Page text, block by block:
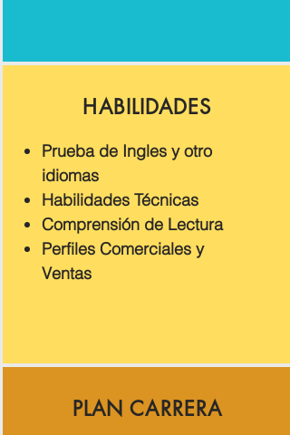
HABILIDADES
Prueba de Ingles y otro
idiomas
Habilidades Técnicas
Comprensión de Lectura
Perfiles Comerciales y
Ventas
PLAN CARRERA